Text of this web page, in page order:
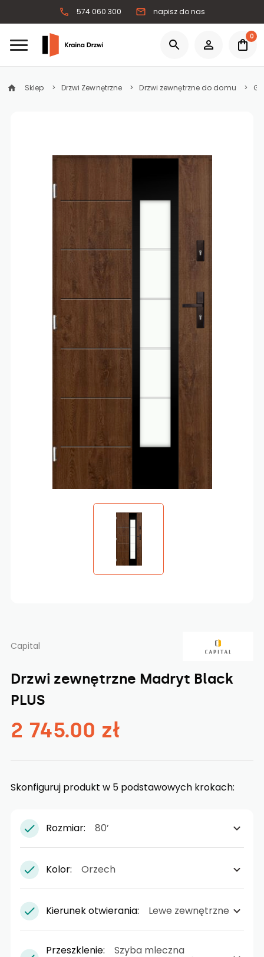
574 060 300 napisz do nas
0
Sklep Drzwi Zewnętrzne Drzwi zewnętrzne do domu
Capital
Drzwi zewnętrzne Madryt Black
PLUS
2 745.00 zł
Skonfiguruj produkt w 5 podstawowych krokach:
Rozmiar: 80’
Kolor: Orzech
Kierunek otwierania: Lewe zewnętrzne
Przeszklenie:
Szyba mleczna